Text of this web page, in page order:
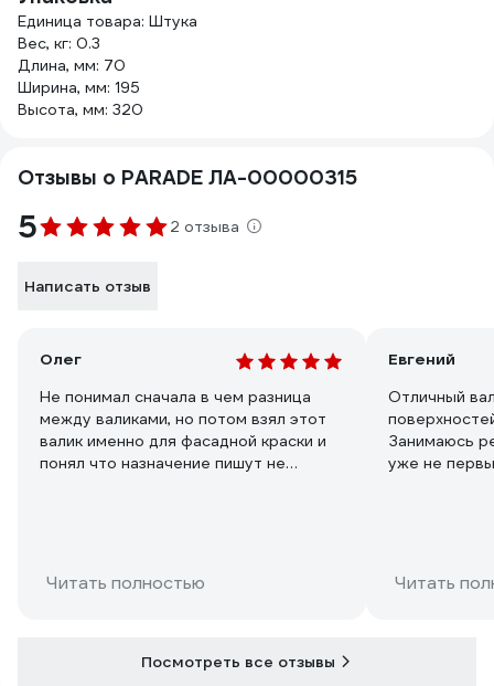
Единица товара: Штука
Вес, кг: 0.3
Длина, мм: 70
Ширина, мм: 195
Высота, мм: 320
Отзывы о PARADE ЛА-00000315
5 2 отзыва
Написать отзыв
Олег
Не понимал сначала в чем разница
между валиками, но потом взял этот
валик именно для фасадной краски и
понял что назначение пишут не
Ручка удобная, не скользит, сама
основа не ездит от корпуса. Мне
Читать полностью
Евгений
Отличный
Занимаюсь
уже не
сидит, ворс
краски не
Читать
Посмотреть все отзывы